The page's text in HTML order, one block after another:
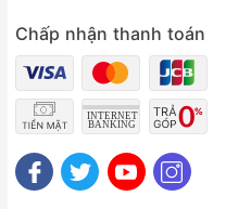
Chấp nhận thanh toán